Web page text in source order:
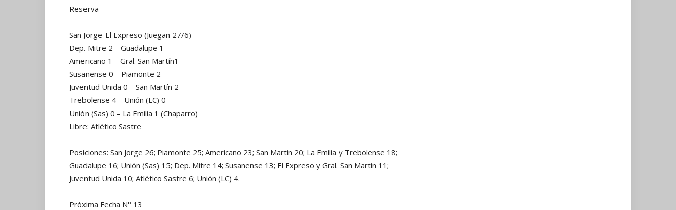
Reserva
San Jorge-El Expreso (Juegan 27/6)
Dep. Mitre 2 – Guadalupe 1
Americano 1 – Gral. San Martín1
Susanense 0 – Piamonte 2
Juventud Unida 0 – San Martín 2
Trebolense 4 – Unión (LC) 0
Unión (Sas) 0 – La Emilia 1 (Chaparro)
Libre: Atlético Sastre
Posiciones: San Jorge 26; Piamonte 25; Americano 23; San Martín 20; La Emilia y Trebolense 18;
Guadalupe 16; Unión (Sas) 15; Dep. Mitre 14; Susanense 13; El Expreso y Gral. San Martín 11;
Juventud Unida 10; Atlético Sastre 6; Unión (LC) 4.
Próxima Fecha N° 13